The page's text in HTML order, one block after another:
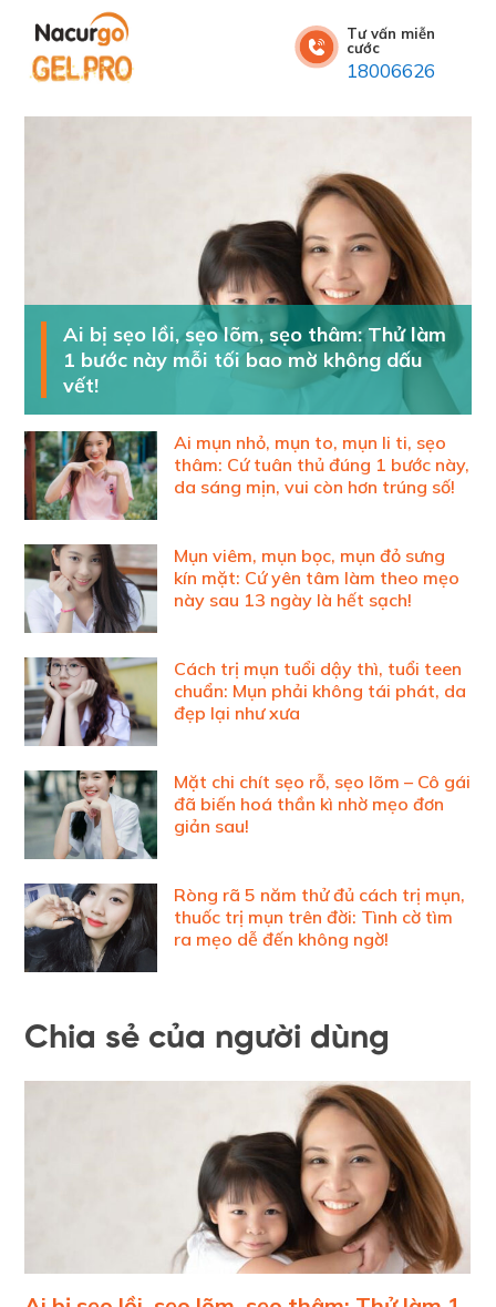
Tư vấn miễn
cước
18006626
Ai bị sẹo lồi, sẹo lõm, sẹo thâm: Thử làm
1 bước này mỗi tối bao mờ không dấu
vết!
Ai mụn nhỏ, mụn to, mụn li ti, sẹo
thâm: Cứ tuân thủ đúng 1 bước này,
da sáng mịn, vui còn hơn trúng số!
Mụn viêm, mụn bọc, mụn đỏ sưng
kín mặt: Cứ yên tâm làm theo mẹo
này sau 13 ngày là hết sạch!
Cách trị mụn tuổi dậy thì, tuổi teen
chuẩn: Mụn phải không tái phát, da
đẹp lại như xưa
Mặt chi chít sẹo rỗ, sẹo lõm – Cô gái
đã biến hoá thần kì nhờ mẹo đơn
giản sau!
Ròng rã 5 năm thử đủ cách trị mụn,
thuốc trị mụn trên đời: Tình cờ tìm
ra mẹo dễ đến không ngờ!
Chia sẻ của người dùng